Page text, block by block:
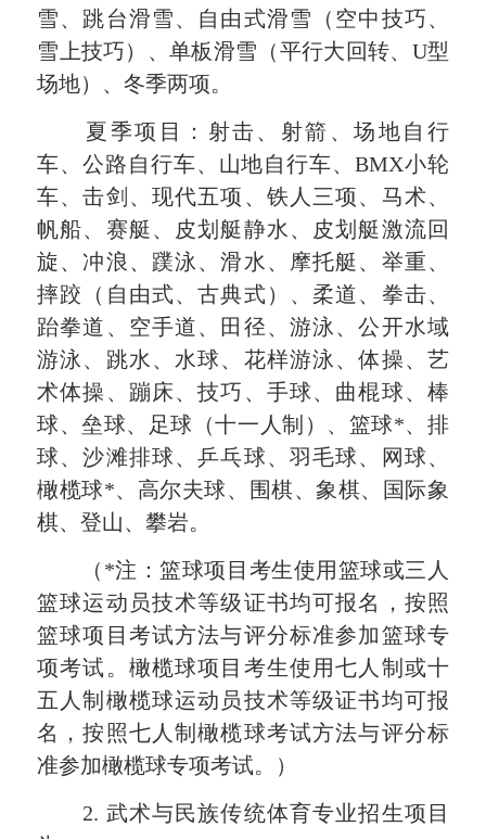
雪、跳台滑雪、自由式滑雪（空中技巧、
雪上技巧）、单板滑雪（平行大回转、U型
场地）、冬季两项。
夏季项目：射击、射箭、场地自行
车、公路自行车、山地自行车、BMX小轮
车、击剑、现代五项、铁人三项、马术、
帆船、赛艇、皮划艇静水、皮划艇激流回
旋、冲浪、蹼泳、滑水、摩托艇、举重、
摔跤（自由式、古典式）、柔道、拳击、
跆拳道、空手道、田径、游泳、公开水域
游泳、跳水、水球、花样游泳、体操、艺
术体操、蹦床、技巧、手球、曲棍球、棒
球、垒球、足球（十一人制）、篮球*、排
球、沙滩排球、乒乓球、羽毛球、网球、
橄榄球*、高尔夫球、围棋、象棋、国际象
棋、登山、攀岩。
（*注：篮球项目考生使用篮球或三人
篮球运动员技术等级证书均可报名，按照
篮球项目考试方法与评分标准参加篮球专
项考试。橄榄球项目考生使用七人制或十
五人制橄榄球运动员技术等级证书均可报
名，按照七人制橄榄球考试方法与评分标
准参加橄榄球专项考试。）
2. 武术与民族传统体育专业招生项目